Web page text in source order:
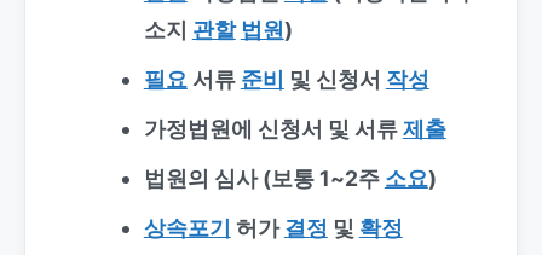
소지 관할 법원)
필요 서류 준비 및 신청서 작성
가정법원에 신청서 및 서류제출
법원의 심사 (보통 1~2주 소요)
상속포기 허가결정 및 확정